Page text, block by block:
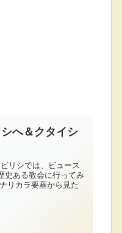
へ＆クタイシ
リシでは、ビュース
史ある教会に行ってみ
リカラ要塞から見た